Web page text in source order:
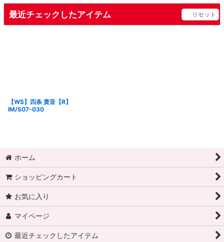
最近チェックしたアイテム リセット
【WS】四条 貴音【R】
IM/S07-030
ホーム
ショッピングカート
お気に入り
マイページ
最近チェックしたアイテム